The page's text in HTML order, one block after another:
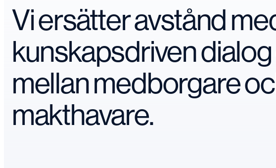
Vi ersätter avstånd
kunskapsdriven
mellan medborgare
makthavare.